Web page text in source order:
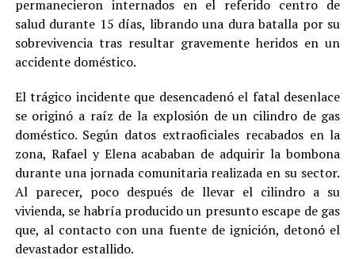
permanecieron internados en el referido centro de
salud durante 15 días, librando una dura batalla por su
sobrevivencia tras resultar gravemente heridos en un
accidente doméstico.
El trágico incidente que desencadenó el fatal desenlace
se originó a raíz de la explosión de un cilindro de gas
doméstico. Según datos extraoficiales recabados en la
zona, Rafael y Elena acababan de adquirir la bombona
durante una jornada comunitaria realizada en su sector.
Al parecer, poco después de llevar el cilindro a su
vivienda, se habría producido un presunto escape de gas
que, al contacto con una fuente de ignición, detonó el
devastador estallido.